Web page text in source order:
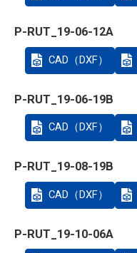
P-RUT_19-06-12A
CAD（DXF）
P-RUT_19-06-19B
CAD（DXF）
P-RUT_19-08-19B
CAD（DXF）
P-RUT_19-10-06A